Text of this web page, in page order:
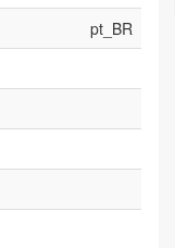
pt_BR